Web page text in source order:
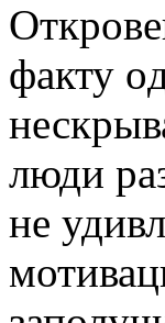
фaкту
люди
не